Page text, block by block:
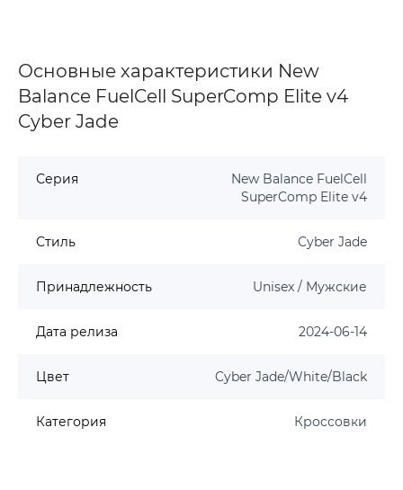
Основные характеристики New
Balance FuelCell SuperComp Elite v4
Cyber Jade
Серия
New Balance FuelCell
SuperComp Elite v4
Стиль Cyber Jade
Принадлежность Unisex / Мужские
Дата релиза 2024-06-14
Цвет Cyber Jade/White/Black
Категория Кроссовки